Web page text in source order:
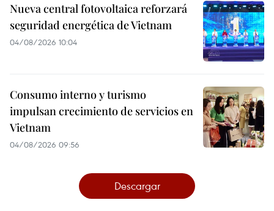
Nueva central fotovoltaica reforzará
seguridad energética de Vietnam
04/08/2026 10:04
Consumo interno y turismo
impulsan crecimiento de servicios en
Vietnam
04/08/2026 09:56
Descargar